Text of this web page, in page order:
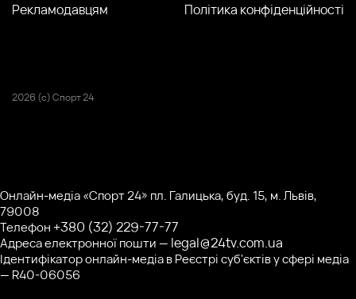
Рекламодавцям
Політика конфіденційності
2026 (с) Спорт 24
Онлайн-медіа «Спорт 24» пл. Галицька, буд. 15, м. Львів,
79008
Телефон +380 (32) 229-77-77
Адреса електронної пошти — legal@24tv.com.ua
Ідентифікатор онлайн-медіа в Реєстрі суб'єктів у сфері медіа
— R40-06056